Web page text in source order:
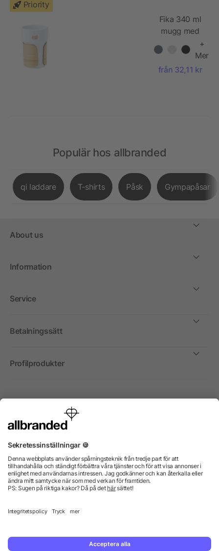
Priority
Fika 340 ml
mugg med
bambugrepp
+
Mer
från 32,11 kr
Populär hos allbranded
qi laddare T-shirts Påsk Gympapåsar
About us
Information
Service
Betalningssätt
Profilprodukter
Internationellt
enbart till företag, institutioner, föreningar och
© 2026 allbranded GmbH.